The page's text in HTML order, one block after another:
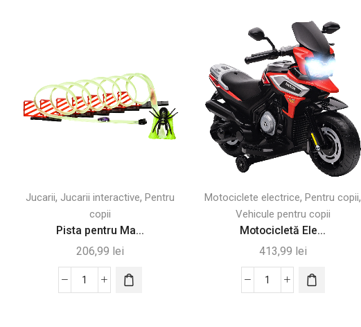
Jucarii,Jucarii interactive,Pentru
copii
Pista pentru Ma...
206,99 lei
Cantitate
Motociclete electrice,Pentru copii,
Vehicule pentru copii
Motocicletă Ele...
413,99 lei
Cantitate